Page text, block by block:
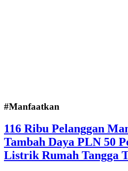
#Manfaatkan
116 Ribu Pelanggan
Tambah Daya PLN 50
Listrik Rumah Tangga